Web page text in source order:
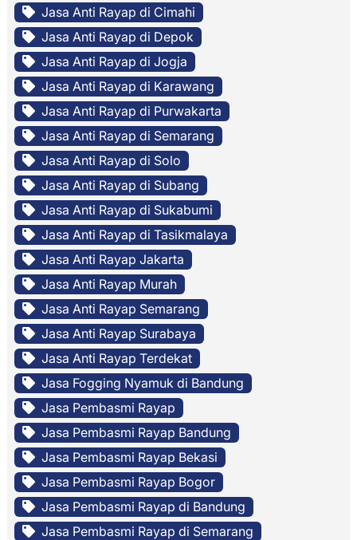
Jasa Anti Rayap di Cimahi
Jasa Anti Rayap di Depok
Jasa Anti Rayap di Jogja
Jasa Anti Rayap di Karawang
Jasa Anti Rayap di Purwakarta
Jasa Anti Rayap di Semarang
Jasa Anti Rayap di Solo
Jasa Anti Rayap di Subang
Jasa Anti Rayap di Sukabumi
Jasa Anti Rayap di Tasikmalaya
Jasa Anti Rayap Jakarta
Jasa Anti Rayap Murah
Jasa Anti Rayap Semarang
Jasa Anti Rayap Surabaya
Jasa Anti Rayap Terdekat
Jasa Fogging Nyamuk di Bandung
Jasa Pembasmi Rayap
Jasa Pembasmi Rayap Bandung
Jasa Pembasmi Rayap Bekasi
Jasa Pembasmi Rayap Bogor
Jasa Pembasmi Rayap di Bandung
Jasa Pembasmi Rayap di Semarang